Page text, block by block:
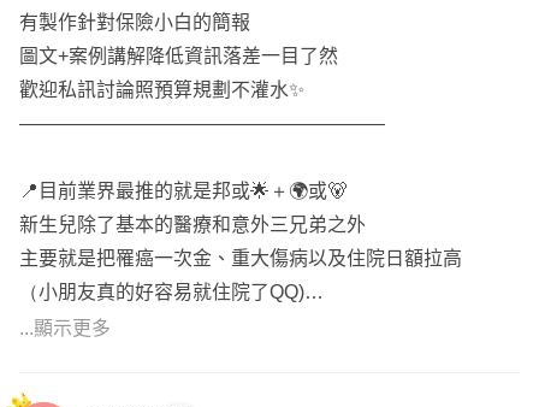
有製作針對保險小白的簡報
圖文+案例講解降低資訊落差一目了然
歡迎私訊討論照預算規劃不灌水✨
———————————————————
📍目前業界最推的就是邦或🌟＋🌍或🐻
新生兒除了基本的醫療和意外三兄弟之外
主要就是把罹癌一次金、重大傷病以及住院日額拉高
（小朋友真的好容易就住院了QQ)
👉🏻因此除了考量條款費率外
...顯示更多